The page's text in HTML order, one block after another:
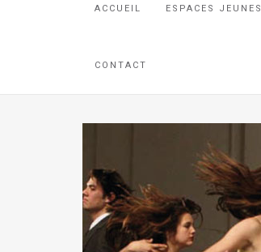
ACCUEIL ESPACES JEUNES
CONTACT